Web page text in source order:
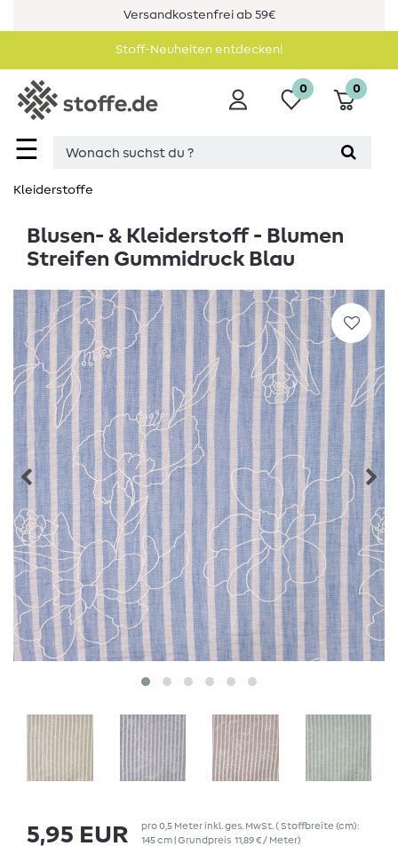
Versandkostenfrei ab 59€
Stoff-Neuheiten entdecken!
☰
0 0
Kleiderstoffe
Blusen- & Kleiderstoff - Blumen
Streifen Gummidruck Blau
5,95 EUR pro0,5 Meterinkl. ges. MwSt. ( Stoffbreite (cm):
145 cm | Grundpreis 11,89 € / Meter)